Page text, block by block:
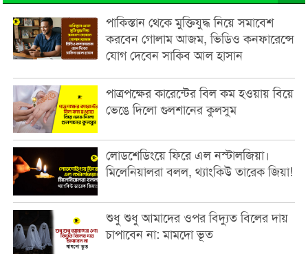
পাকিস্তান থেকে মুক্তিযুদ্ধ নিয়ে সমাবেশ
করবেন গোলাম আজম, ভিডিও কনফারেন্সে
যোগ দেবেন সাকিব আল হাসান
পাত্রপক্ষের কারেন্টের বিল কম হওয়ায় বিয়ে
ভেঙে দিলো গুলশানের কুলসুম
লোডশেডিংয়ে ফিরে এল নস্টালজিয়া।
মিলেনিয়ালরা বলল, থ্যাংকিউ তারেক জিয়া!
শুধু শুধু আমাদের ওপর বিদ্যুত বিলের দায়
চাপাবেন না: মামদো ভূত